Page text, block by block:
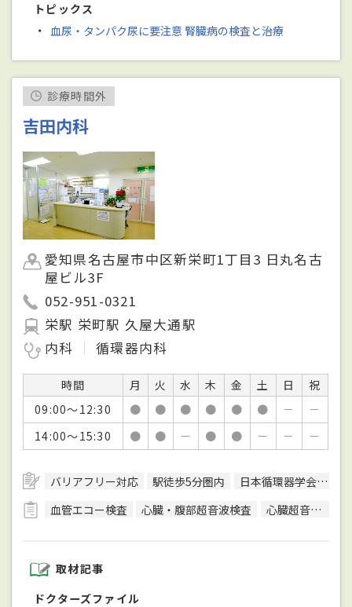
トピックス
・ 血尿・タンパク尿に要注意 腎臓病の検査と治療
診療時間外
吉田内科
愛知県名古屋市中区新栄町1丁目3 日丸名古
屋ビル3F
052-951-0321
栄駅 栄町駅 久屋大通駅
内科
循環器内科
時間 月 火 水 木 金 土 日
祝
09:00～12:30
● ● ● ● ● ● －
－
14:00～15:30
● ● － ● ● － － －
バリアフリー対応 駅徒歩5分圏内
日本循環器学会循環器専門医
血管エコー検査
心臓・腹部超音波検査 心臓超音波（エコー）検査
取材記事
ドクターズファイル